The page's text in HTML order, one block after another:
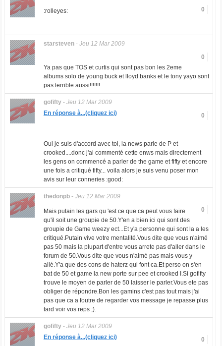
0
:rolleyes:
starsteven- Jeu 12 Mar 2009
0
Ya pas que TOS et curtis qui sont pas bon les 2eme
albums solo de young buck et lloyd banks et le tony yayo sont
pas terrible aussi!!!!!!!
gofifty- Jeu 12 Mar 2009
0
En réponse à...(cliquez ici)
Oui je suis d'accord avec toi, la news parle de P et
crooked....donc j'ai commenté cette enws mais directement
les gens on commencé a parler de the game et fifty et encore
une fois a critiqué fifty... voila alors je suis venu poser mon
avis sur leur conneries :good:
thedonpb- Jeu 12 Mar 2009
0
Mais putain les gars qu 'est ce que ca peut vous faire
qu'il soit une groupie de 50.Y'en a bien ici qui sont des
groupie de Game weezy ect...Et y'a personne qui sont la a les
critiqué.Putain vive votre mentalité.Vous dite que vous n'aimé
pas 50 mais la plupart d'entre vous arrete pas d'aller dans le
forum de 50.Vous dite que vous n'aimé pas mais vous y
allé.Y'a que des cons de haterz qui font ca.Et perso on s'en
bat de 50 et game la new porte sur pee et crooked I.Si gofifty
trouve le moyen de parler de 50 laisser le parler.Vous ete pas
obliger de répondre.Bon les gamins c'est pas tout mais j'ai
pas que ca a foutre de regarder vos message je repasse plus
tard voir vos reps ;).
gofifty- Jeu 12 Mar 2009
0
En réponse à...(cliquez ici)